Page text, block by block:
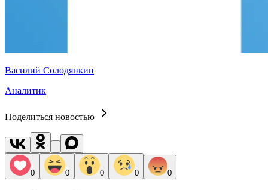
Василий Солодянкин
Аналитик
Поделиться новостью
0 0 0 0 0